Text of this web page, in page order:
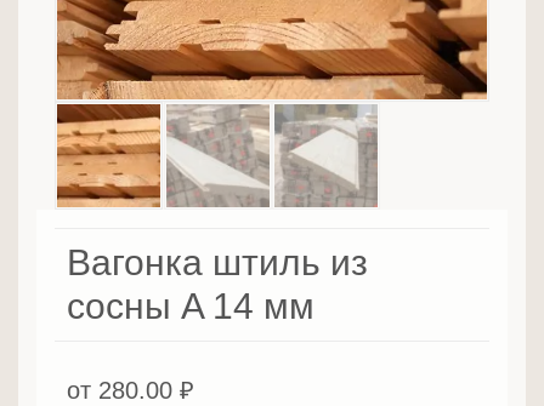
Вагонка штиль из
сосны A 14 мм
от 280.00 ₽